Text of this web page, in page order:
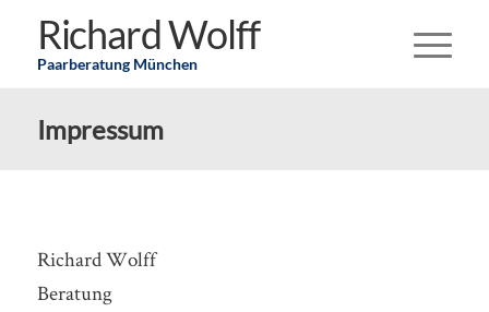
Richard Wolff
Paarberatung München
Impressum
Richard Wolff
Beratung